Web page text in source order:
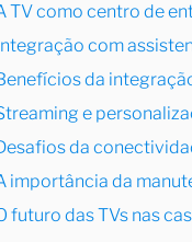
TV como centro de
com
da
e
da
importância da
futuro das TVs nas